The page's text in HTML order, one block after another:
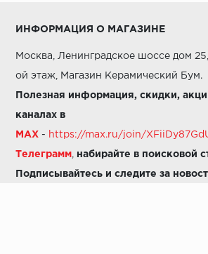
ИНФОРМАЦИЯ О МАГАЗИНЕ
Москва, Ленинградское шоссе дом
ой этаж, Магазин Керамический Бум.
Полезная информация, скидки,
каналах в
MAX - https://max.ru/join/
Телеграмм набирайте в поисковой
Подписывайтесь и следите за